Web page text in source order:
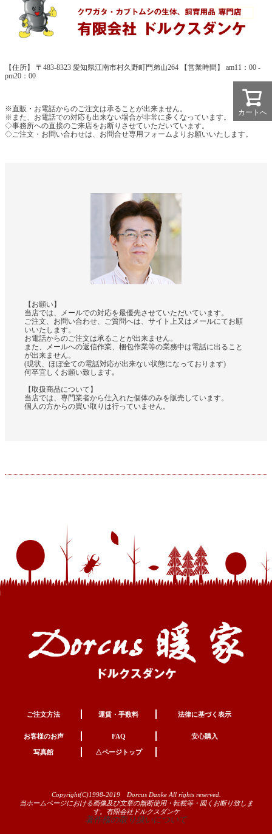
【住所】 〒483-8323 愛知県江南市村久野町門弟山264 【営業時間】 am11：00 -
pm20：00
※直販・お電話からのご注文は承ることが出来ません。
※また、お電話での対応も出来ない場合が非常に多くなっています。
◇事務所への直接のご来店をお断りさせていただいています。
◇ご注文・お問い合わせは、お問合せ専用フォームよりお願いいたします。
【お願い】
当店では、メールでの対応を最優先させていただいています。
ご注文、お問い合わせ、ご質問へは、サイト上又はメールにてお願
いいたします。
お電話からのご注文は承ることが出来ません。
また、メールへの返信作業、梱包作業等の業務中は電話に出ること
が出来ません。
(現状、ほぼ全ての電話対応が出来ない状態になっております)
何卒宜しくお願い致します｡
【取扱商品について】
当店では、専門業者から仕入れた個体のみを販売しています。
個人の方からの買い取りは行っていません。
ご注文方法 運賃・手数料 法律に基づく表示
お客様のお声 FAQ 安心購入
写真館 △ページトップ
Copyright(C)1998-2019 Dorcus Danke All rights reserved.
当ホームページにおける画像及び文章の無断使用・転載等・固くお断り致しま
す。有限会社ドルクスダンケ
著作権の取り扱いについて
カートへ